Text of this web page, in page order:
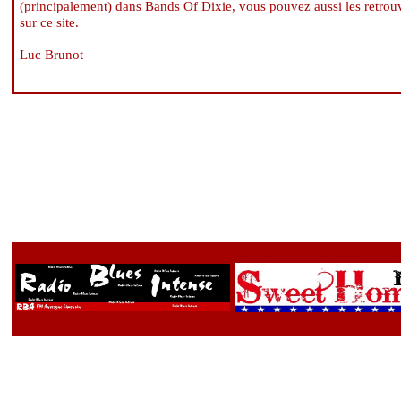
(principalement) dans Bands Of Dixie, vous pouvez aussi les
sur ce site.
Luc Brunot